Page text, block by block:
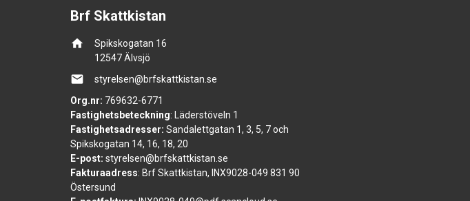
Brf Skattkistan
home
Spikskogatan 16
12547 Älvsjö
email
styrelsen@brfskattkistan.se
Org.nr: 769632-6771
Fastighetsbeteckning: Läderstöveln 1
Fastighetsadresser: Sandalettgatan 1, 3, 5, 7 och
Spikskogatan 14, 16, 18, 20
E-post: styrelsen@brfskattkistan.se
Fakturaadress: Brf Skattkistan, INX9028-049 831 90
Östersund